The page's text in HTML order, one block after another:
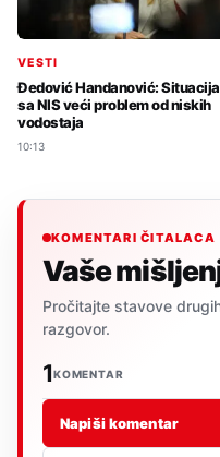
VESTI
Đedović Handanović: Situacija
sa NIS veći problem od niskih
vodostaja
10:13
KOMENTARI ČITALACA
Vaše
Pročitajte stavove
razgovor.
1KOMENTAR
Napiši komentar